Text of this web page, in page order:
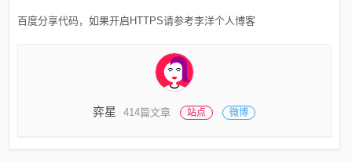
百度分享代码，如果开启HTTPS请参考李洋个人博客
弈星 414篇文章 站点 微博